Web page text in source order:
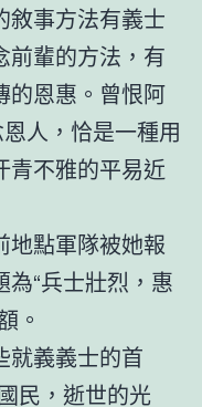
敘事方法有義士
前輩的方法，有
的恩惠。曾恨阿
人，恰是一種用
青不雅的平易近
地點軍隊被她報
“兵士壯烈，惠
。
就義義士的首
民，逝世的光